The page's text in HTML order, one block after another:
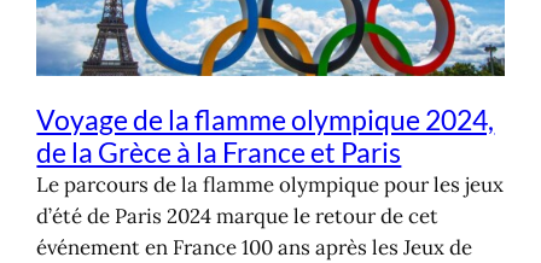
Voyage de la flamme olympique 2024,
de la Grèce à la France et Paris
Le parcours de la flamme olympique pour les jeux
d’été de Paris 2024 marque le retour de cet
événement en France 100 ans après les Jeux de